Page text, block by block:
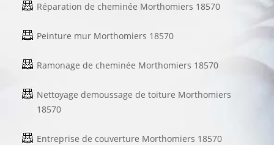
Réparation de cheminée Morthomiers 18570
Peinture mur Morthomiers 18570
Ramonage de cheminée Morthomiers 18570
Nettoyage demoussage de toiture Morthomiers
18570
Entreprise de couverture Morthomiers 18570